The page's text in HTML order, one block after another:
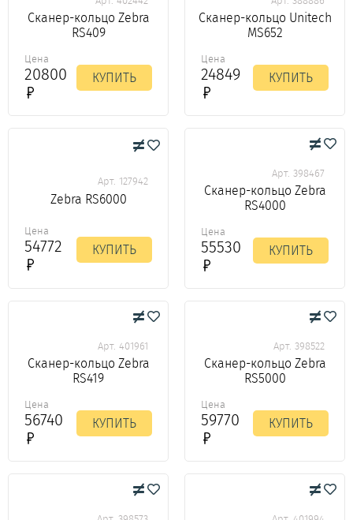
Сканер-кольцо Zebra
RS409
Цена
20800 КУПИТЬ
Сканер-кольцо Unitech
MS652
Цена
24849 КУПИТЬ
Арт. 127942
Zebra RS6000
Цена
54772 КУПИТЬ
Арт. 398467
Сканер-кольцо Zebra
RS4000
Цена
55530 КУПИТЬ
Арт. 401961
Сканер-кольцо Zebra
RS419
Цена
56740 КУПИТЬ
Арт. 398522
Сканер-кольцо Zebra
RS5000
Цена
59770 КУПИТЬ